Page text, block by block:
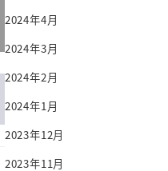
2024年4月
2024年3月
2024年2月
2024年1月
2023年12月
2023年11月